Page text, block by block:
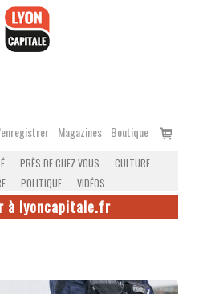
Magazines Boutique
Voir
PRÈS DE CHEZ VOUS
CULTURE
POLITIQUE VIDÉOS
à lyoncapitale.fr